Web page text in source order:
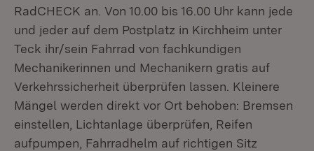
RadCHECK an. Von 10.00 bis 16.00 Uhr kann jede
und jeder auf dem Postplatz in Kirchheim unter
Teck ihr/sein Fahrrad von fachkundigen
Mechanikerinnen und Mechanikern gratis auf
Verkehrssicherheit überprüfen lassen. Kleinere
Mängel werden direkt vor Ort behoben: Bremsen
einstellen, Lichtanlage überprüfen, Reifen
aufpumpen, Fahrradhelm auf richtigen Sitz